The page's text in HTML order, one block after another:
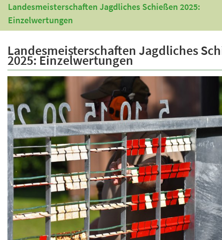
Landesmeisterschaften Jagdliches Schießen 2025:
Einzelwertungen
Landesmeisterschaften Jagdliches
2025: Einzelwertungen